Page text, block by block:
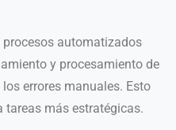
procesos automatizados
y procesamiento de
errores manuales. Esto
tareas más estratégicas.